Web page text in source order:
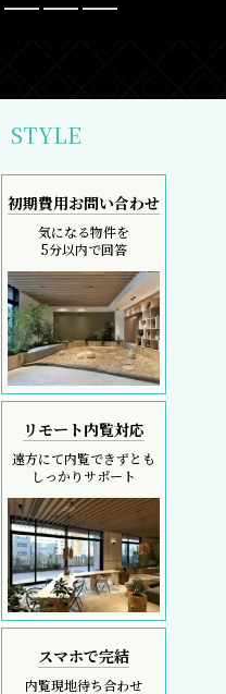
STYLE
初期費用お問い合わせ
気になる物件を
5分以内で回答
リモート内覧対応
遠方にて内覧できずとも
しっかりサポート
スマホで完結
内覧現地待ち合わせ